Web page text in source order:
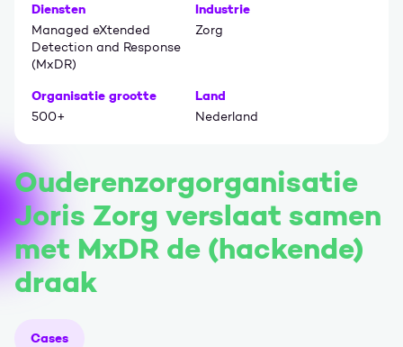
Diensten
Managed eXtended
Detection and Response
(MxDR)
Industrie
Zorg
Organisatie grootte
500+
Land
Nederland
Ouderenzorgorganisatie
Joris Zorg verslaat samen
met MxDR de (hackende)
draak
Cases